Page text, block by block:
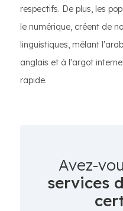
respectifs. De plus, les
le numérique, créent de
linguistiques, mêlant
anglais et à l'argot
rapide.
Avez-
services